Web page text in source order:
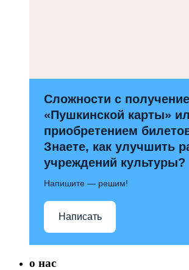
Сложности с
«Пушкинской карты»
приобретением
Знаете, как улучшить
учреждений культуры?
Напишите — решим!
Написать
о нас